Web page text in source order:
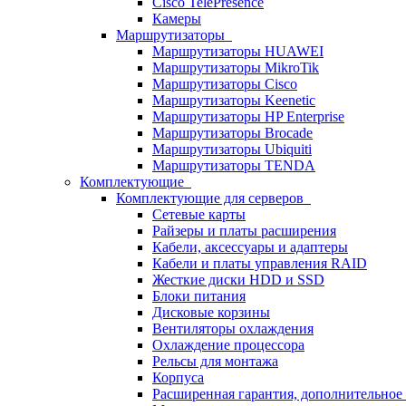
Камеры
Маршрутизаторы
Маршрутизаторы HUAWEI
Маршрутизаторы MikroTik
Маршрутизаторы Cisco
Маршрутизаторы Keenetic
Маршрутизаторы HP Enterprise
Маршрутизаторы Brocade
Маршрутизаторы Ubiquiti
Маршрутизаторы TENDA
Комплектующие
Комплектующие для серверов
Сетевые карты
Райзеры и платы расширения
Кабели, аксессуары и адаптеры
Кабели и платы управления RAID
Жесткие диски HDD и SSD
Блоки питания
Дисковые корзины
Вентиляторы охлаждения
Охлаждение процессора
Рельсы для монтажа
Корпуса
Расширенная гарантия,